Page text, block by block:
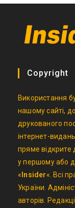
Copyright
Використання
нашому сайті,
друкованого
інтернет-
пряме відкрите
у першому або
« Insider«. Всі
України.
авторів.